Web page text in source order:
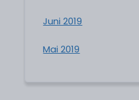
Juni 2019
Mai 2019